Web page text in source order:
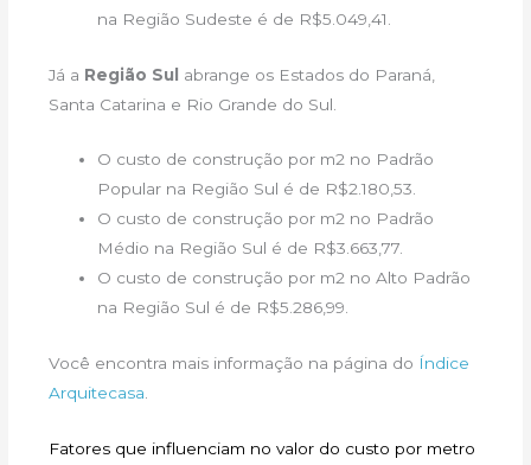
na Região Sudeste é de R$5.049,41.
Já a Região Sul abrange os Estados do Paraná,
Santa Catarina e Rio Grande do Sul.
O custo de construção por m2 no Padrão
Popular na Região Sul é de R$2.180,53.
O custo de construção por m2 no Padrão
Médio na Região Sul é de R$3.663,77.
O custo de construção por m2 no Alto Padrão
na Região Sul é de R$5.286,99.
Você encontra mais informação na página do Índice
Arquitecasa.
Fatores que influenciam no valor do custo por metro